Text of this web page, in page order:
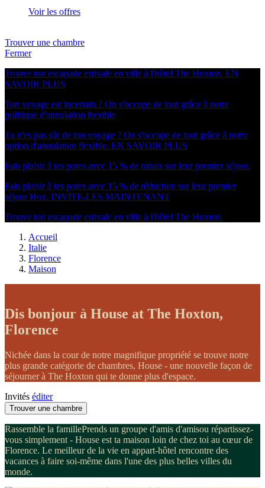
Voir les offres
Trouver une chambre
Fermer
Trouve ton escapade estivale en ville à l'hôtel The Hoxton. EN
SAVOIR PLUS
Ton voyage est incertain ? On s'occupe de tout grâce à notre
politique d'annulation flexible
Tu n'es pas sûr de ton voyage ? On s'occupe de tout grâce à notre
option d'annulation flexible. EN SAVOIR PLUS
Fais plaisir à tes potes avec 15 % de rabais sur leur premier séjour.
Fais plaisir à tes potes avec 15 % de réduction sur leur premier
séjour Hox. INVITE-LES MAINTENANT
Trouve ton escapade estivale en ville à l'hôtel The Hoxton.
Accueil
Italie
Florence
Maison
Dis bonjour à House at The Hoxton,
Florence
Nichée dans la cour de notre magnifique propriété se trouve notre
plus grande catégorie de chambres, House - une nouvelle façon de
séjourner à The Hoxton qui te donne plus d'espace.
Invités éditer
Trouver une chambre
Rassemble la famillePrends un groupe d'amis d'amisou répartissez-
vous simplement - House est ta maison loin de chez toi au cœur de
Florence. Le meilleur de la vie en appart-hôtel rencontre des
vacances à faire soi-même dans l'une des plus belles villes du
monde.